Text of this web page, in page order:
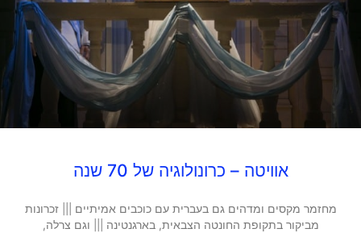
אוויטה – כרונולוגיה של 70 שנה
מחזמר מקסים ומדהים גם בעברית עם כוכבים אמיתיים ||| זכרונות
מביקור בתקופת החונטה הצבאית, בארגנטינה ||| וגם צרלה,